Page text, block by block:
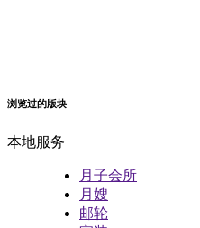
浏览过的版块
本地服务
月子会所
月嫂
邮轮